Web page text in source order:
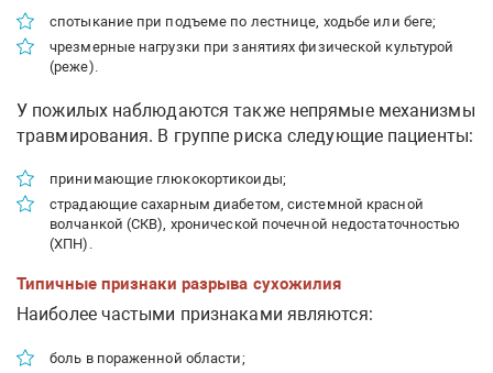
спотыкание при подъеме по лестнице, ходьбе или беге;
чрезмерные нагрузки при занятиях физической культурой
(реже).
У пожилых наблюдаются также непрямые механизмы
травмирования. В группе риска следующие пациенты:
принимающие глюкокортикоиды;
страдающие сахарным диабетом, системной красной
волчанкой (СКВ), хронической почечной недостаточностью
(ХПН).
Типичные признаки разрыва сухожилия
Наиболее частыми признаками являются:
боль в пораженной области;